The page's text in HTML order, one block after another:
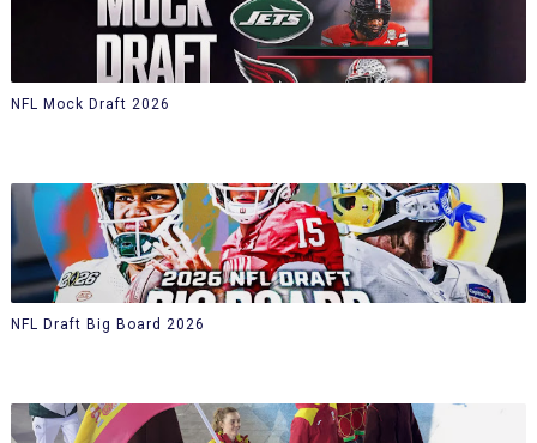
NFL Mock Draft 2026
NFL Draft Big Board 2026